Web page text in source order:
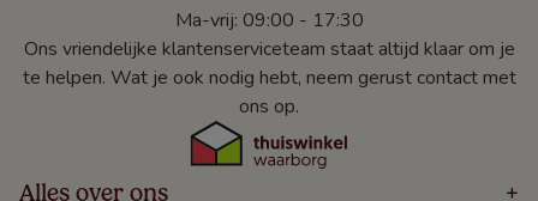
Ma-vrij: 09:00 - 17:30
Ons vriendelijke klantenserviceteam staat altijd klaar om je
te helpen. Wat je ook nodig hebt, neem gerust contact met
ons op.
Alles over ons +